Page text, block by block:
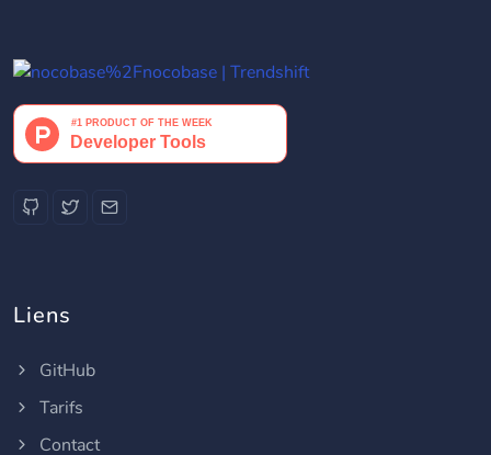
Liens
GitHub
Tarifs
Contact